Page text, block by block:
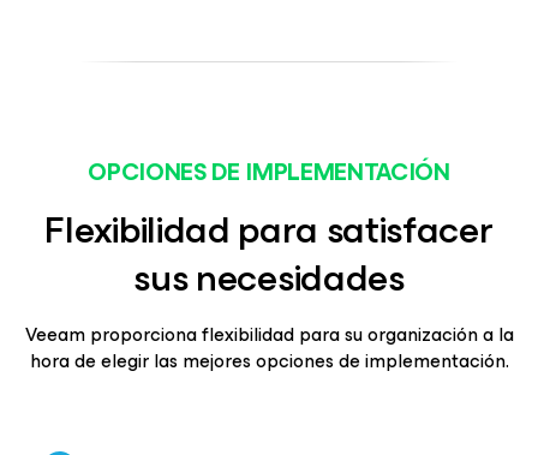
OPCIONES DE IMPLEMENTACIÓN
Flexibilidad para satisfacer
sus necesidades
Veeam proporciona flexibilidad para su organización a la
hora de elegir las mejores opciones de implementación.